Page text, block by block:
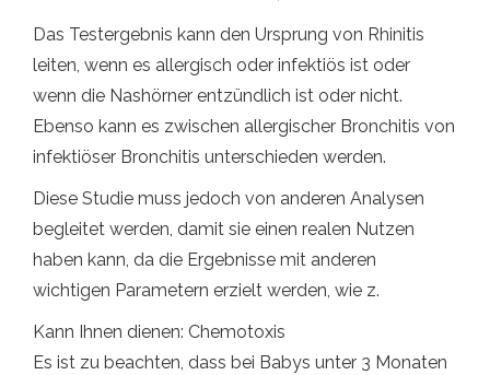
Das Testergebnis kann den Ursprung von Rhinitis
leiten, wenn es allergisch oder infektiös ist oder
wenn die Nashörner entzündlich ist oder nicht.
Ebenso kann es zwischen allergischer Bronchitis von
infektiöser Bronchitis unterschieden werden.
Diese Studie muss jedoch von anderen Analysen
begleitet werden, damit sie einen realen Nutzen
haben kann, da die Ergebnisse mit anderen
wichtigen Parametern erzielt werden, wie z.
Kann Ihnen dienen: Chemotoxis
Es ist zu beachten, dass bei Babys unter 3 Monaten